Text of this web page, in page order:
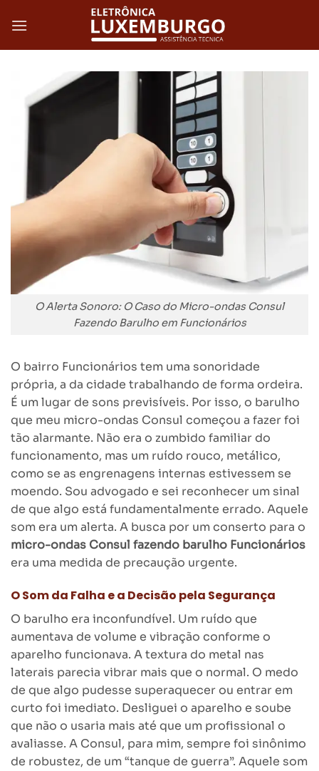
O Alerta Sonoro: O Caso do Micro-ondas Consul
Fazendo Barulho em Funcionários
O bairro Funcionários tem uma sonoridade
própria, a da cidade trabalhando de forma ordeira.
É um lugar de sons previsíveis. Por isso, o barulho
que meu micro-ondas Consul começou a fazer foi
tão alarmante. Não era o zumbido familiar do
funcionamento, mas um ruído rouco, metálico,
como se as engrenagens internas estivessem se
moendo. Sou advogado e sei reconhecer um sinal
de que algo está fundamentalmente errado. Aquele
som era um alerta. A busca por um conserto para o
micro-ondas Consul fazendo barulho Funcionários
era uma medida de precaução urgente.
O Som da Falha e a Decisão pela Segurança
O barulho era inconfundível. Um ruído que
aumentava de volume e vibração conforme o
aparelho funcionava. A textura do metal nas
laterais parecia vibrar mais que o normal. O medo
de que algo pudesse superaquecer ou entrar em
curto foi imediato. Desliguei o aparelho e soube
que não o usaria mais até que um profissional o
avaliasse. A Consul, para mim, sempre foi sinônimo
de robustez, de um “tanque de guerra”. Aquele som